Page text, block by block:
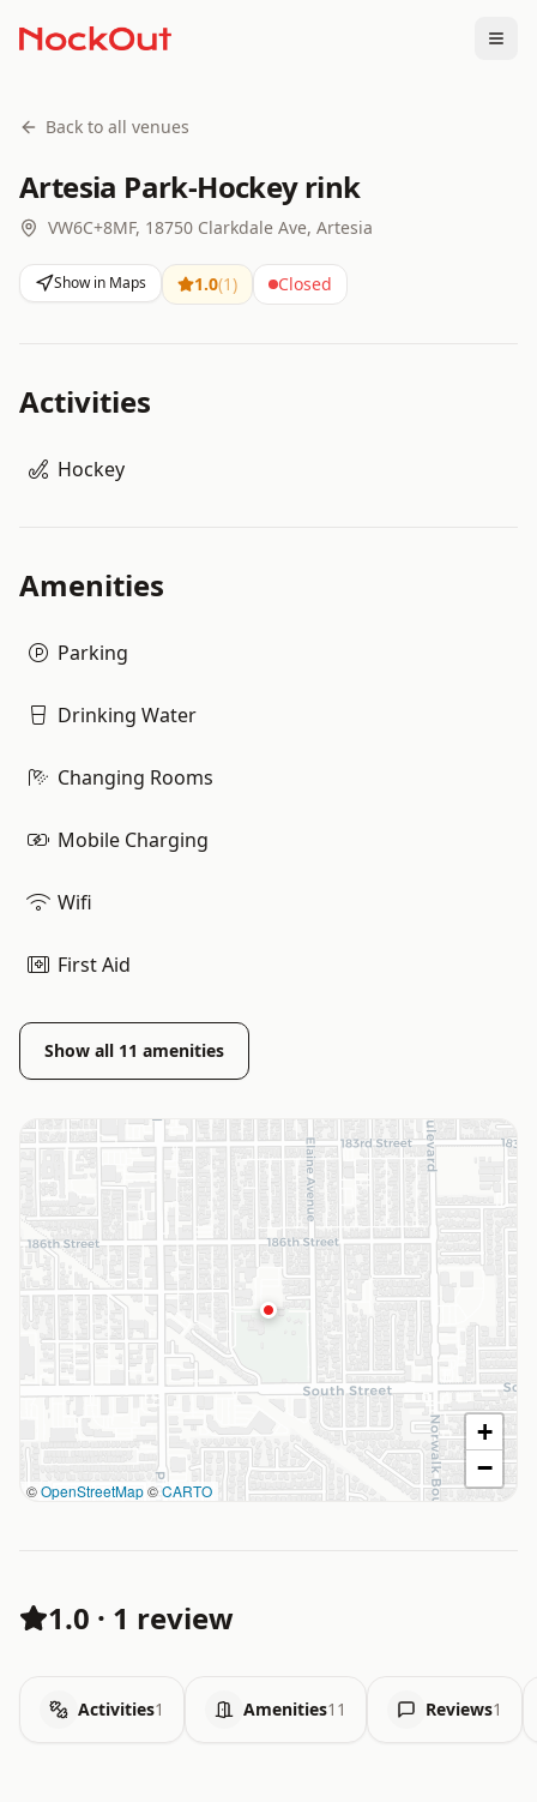
Back to all venues
Artesia Park-Hockey rink
VW6C+8MF, 18750 Clarkdale Ave, Artesia
Show in Maps 1.0(1) Closed
Activities
Hockey
Amenities
Parking
Drinking Water
Changing Rooms
Mobile Charging
Wifi
First Aid
Show all 11 amenities
©OpenStreetMap©CARTO
+
−
1.0 · 1 review
Activities1 Amenities11 Reviews1